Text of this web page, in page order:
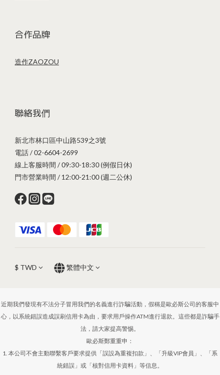
合作品牌
造作ZAOZOU
聯絡我們
新北市林口區中山路539之3號
電話 / 02-6604-2699
線上客服時間 / 09:30-18:30 (例假日休)
門市營業時間 / 12:00-21:00 (週二公休)
$ TWD 繁體中文
近期我們發現有不法分子冒用我們的名義進行詐騙活動，假稱是歐必斯公司的客服中
心，以系統錯誤造成誤刷信用卡為由，要求用戶操作ATM進行退款。這些都是詐騙手
法，請大家提高警惕。
歐必斯鄭重重申：
1. 本公司不會主動聯繫客戶要求提供「誤設為重複扣款」、「升級VIP會員」、「系
統錯誤」或「核對信用卡資料」等信息。